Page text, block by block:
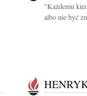
"Każdemu
albo nie być